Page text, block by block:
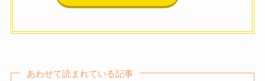
あわせて読まれている記事